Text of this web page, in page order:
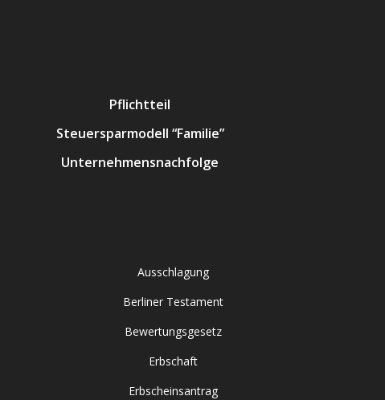
Pflichtteil
Steuersparmodell “Familie”
Unternehmensnachfolge
Ausschlagung
Berliner Testament
Bewertungsgesetz
Erbschaft
Erbscheinsantrag